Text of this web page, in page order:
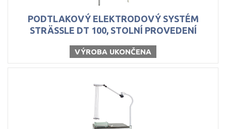
PODTLAKOVÝ ELEKTRODOVÝ SYSTÉM
STRÄSSLE DT 100, STOLNÍ PROVEDENÍ
VÝROBA UKONČENA